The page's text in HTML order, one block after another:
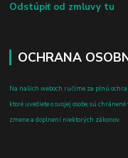
Odstúpiť od zmluvy tu
OCHRANA
Na našich weboch ručíme za plnú
ktoré uvediete o svojej osobe, sú
zmene a doplnení niektorých zákonov.